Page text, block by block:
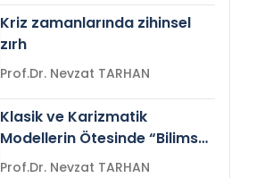
Kriz zamanlarında zihinsel
zırh
Prof.Dr. Nevzat TARHAN
Klasik ve Karizmatik
Modellerin Ötesinde “Bilimsel
Liderlik”
Prof.Dr. Nevzat TARHAN